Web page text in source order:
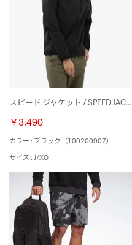
スピード ジャケット / SPEED JACKET （ブラック）
￥3,490
カラー : ブラック（100200907）
サイズ : J/XO